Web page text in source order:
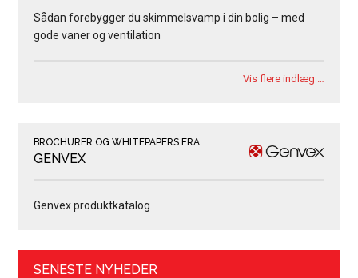
Sådan forebygger du skimmelsvamp i din bolig – med
gode vaner og ventilation
Vis flere indlæg …
BROCHURER OG WHITEPAPERS FRA
GENVEX
Genvex produktkatalog
SENESTE NYHEDER